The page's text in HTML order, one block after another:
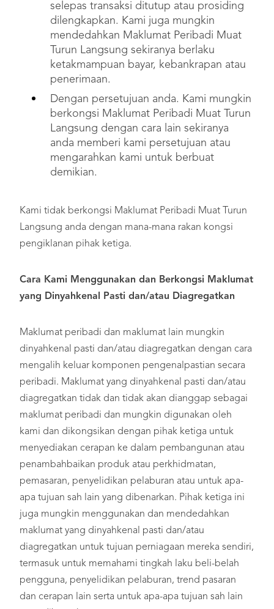
selepas transaksi ditutup atau prosiding
dilengkapkan. Kami juga mungkin
mendedahkan Maklumat Peribadi Muat
Turun Langsung sekiranya berlaku
ketakmampuan bayar, kebankrapan atau
penerimaan.
Dengan persetujuan anda. Kami mungkin
berkongsi Maklumat Peribadi Muat Turun
Langsung dengan cara lain sekiranya
anda memberi kami persetujuan atau
mengarahkan kami untuk berbuat
demikian.
Kami tidak berkongsi Maklumat Peribadi Muat Turun
Langsung anda dengan mana-mana rakan kongsi
pengiklanan pihak ketiga.
Cara Kami Menggunakan dan Berkongsi Maklumat
yang Dinyahkenal Pasti dan/atau Diagregatkan
Maklumat peribadi dan maklumat lain mungkin
dinyahkenal pasti dan/atau diagregatkan dengan cara
mengalih keluar komponen pengenalpastian secara
peribadi. Maklumat yang dinyahkenal pasti dan/atau
diagregatkan tidak dan tidak akan dianggap sebagai
maklumat peribadi dan mungkin digunakan oleh
kami dan dikongsikan dengan pihak ketiga untuk
menyediakan cerapan ke dalam pembangunan atau
penambahbaikan produk atau perkhidmatan,
pemasaran, penyelidikan pelaburan atau untuk apa-
apa tujuan sah lain yang dibenarkan. Pihak ketiga ini
juga mungkin menggunakan dan mendedahkan
maklumat yang dinyahkenal pasti dan/atau
diagregatkan untuk tujuan perniagaan mereka sendiri,
termasuk untuk memahami tingkah laku beli-belah
pengguna, penyelidikan pelaburan, trend pasaran
dan cerapan lain serta untuk apa-apa tujuan sah lain